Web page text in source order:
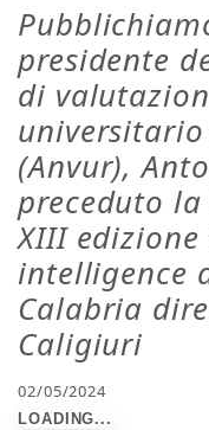
presidente
di
(Anvur),
preceduto
XIII
intelligence
Calabria
Caligiuri
02/05/2024